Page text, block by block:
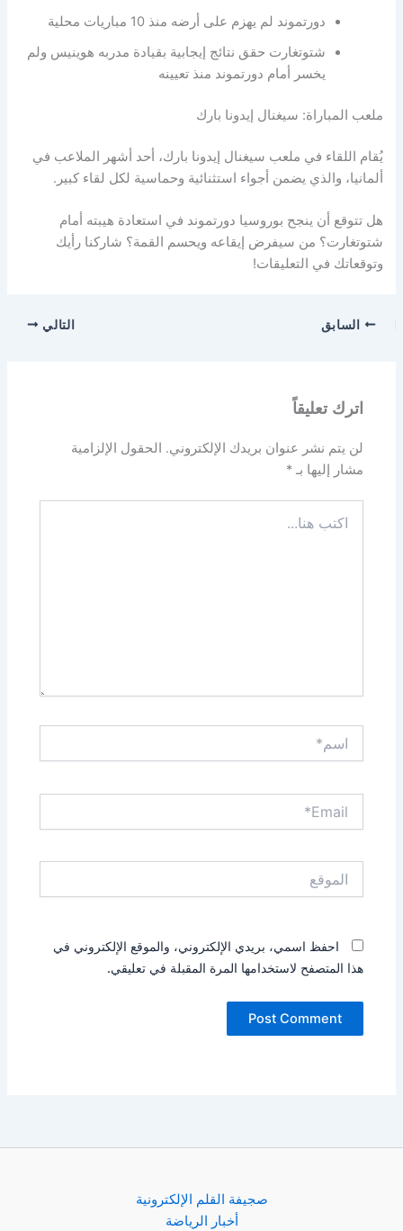
دورتموند لم يهزم على أرضه منذ 10 مباريات محلية
شتوتغارت حقق نتائج إيجابية بقيادة مدربه هوينيس ولم
يخسر أمام دورتموند منذ تعيينه
ملعب المباراة: سيغنال إيدونا بارك
يُقام اللقاء في ملعب سيغنال إيدونا بارك، أحد أشهر الملاعب في
ألمانيا، والذي يضمن أجواء استثنائية وحماسية لكل لقاء كبير.
هل تتوقع أن ينجح بوروسيا دورتموند في استعادة هيبته أمام
شتوتغارت؟ من سيفرض إيقاعه ويحسم القمة؟ شاركنا رأيك
وتوقعاتك في التعليقات!
السابق التالي
اترك تعليقاً
لن يتم نشر عنوان بريدك الإلكتروني.
الحقول الإلزامية
مشار إليها بـ*
هنا...
احفظ اسمي، بريدي الإلكتروني، والموقع الإلكتروني في
هذا المتصفح لاستخدامها المرة المقبلة في تعليقي.
صجيفة القلم الإلكترونية
أخبار الرياضة